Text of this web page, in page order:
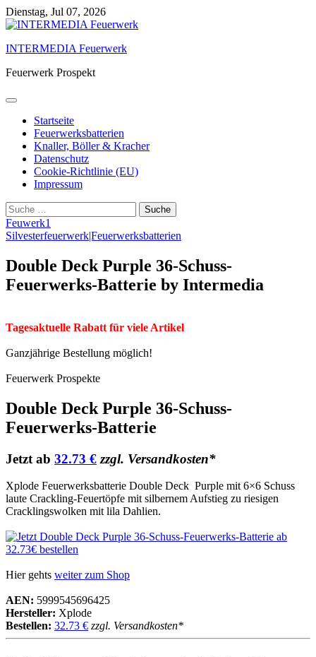
Skip
to
Dienstag, Jul 07, 2026
INTERMEDIA Feuerwerk
Feuerwerk Prospekt
Startseite
Feuerwerksbatterien
Knaller, Böller & Kracher
Datenschutz
Cookie-Richtlinie (EU)
Impressum
Suche
nach:
Feuwerk1
Silvesterfeuerwerk|Feuerwerksbatterien
Double Deck Purple 36-Schuss-
Feuerwerks-Batterie by Intermedia
Tagesaktuelle Rabatt für viele Artikel
Ganzjährige Bestellung möglich!
Feuerwerk Prospekte
Double Deck Purple 36-Schuss-
Feuerwerks-Batterie
Jetzt ab 32.73 € zzgl. Versandkosten*
Xplode Feuerwerksbatterie Double Deck Purple mit 6×6 Schuss
laute Crackling-Feuertöpfe mit silbernem Aufstieg zu riesigen
Cracklingswolken mit lila Dahlien.
Hier gehts weiter zum Shop
AEN: 5999545696425
Hersteller: Xplode
Bestellen: 32.73 € zzgl. Versandkosten*